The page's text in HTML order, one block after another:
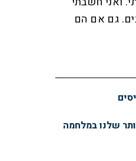
גם אם הם
שלנו במלחמה